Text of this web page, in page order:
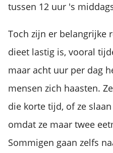
tussen 12 uur 's
Toch zijn er belangrijke
dieet lastig is, vooral
maar acht uur per dag
mensen zich haasten.
die korte tijd, of ze
omdat ze maar twee
Sommigen gaan zelfs